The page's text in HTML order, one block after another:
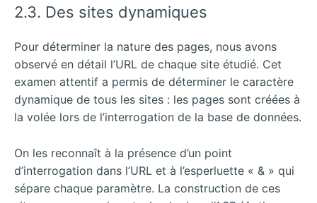
2.3. Des sites dynamiques
Pour déterminer la nature des pages, nous avons
observé en détail l’URL de chaque site étudié. Cet
examen attentif a permis de déterminer le caractère
dynamique de tous les sites : les pages sont créées à
la volée lors de l’interrogation de la base de données.
On les reconnaît à la présence d’un point
d’interrogation dans l’URL et à l’esperluette « & » qui
sépare chaque paramètre. La construction de ces